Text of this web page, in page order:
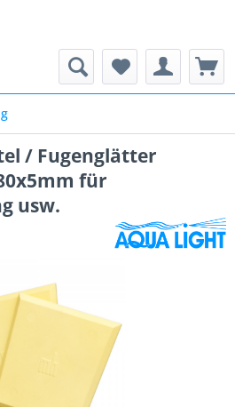
/ Fugenglätter
für
usw.